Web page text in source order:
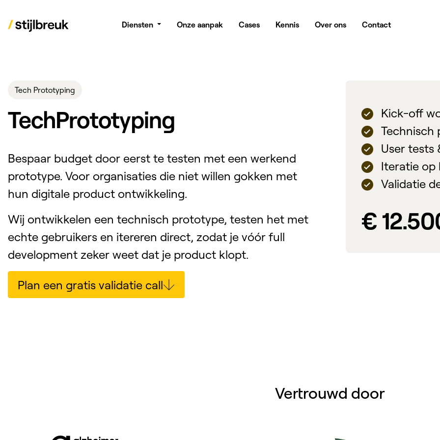
Diensten Onze aanpak Cases Kennis Over ons Contact
Tech Prototyping
TechPrototyping
Bespaar budget door eerst te testen met een werkend
prototype. Voor organisaties die niet willen gokken met
hun digitale product ontwikkeling.
Wij ontwikkelen een technisch prototype, testen het met
echte gebruikers en itereren direct, zodat je vóór full
development zeker weet dat je product klopt.
Plan een gratis validatie call
Kick-off
Technisch
User tests
Iteratie op
Validatie
€
Vertrouwd door